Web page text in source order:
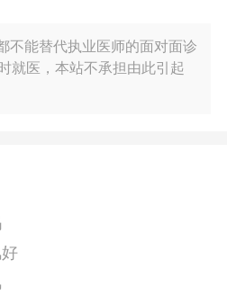
不能替代执业医师的面对面诊
就医，本站不承担由此引起